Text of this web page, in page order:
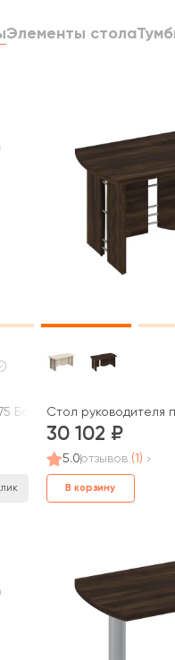
Элементы стола
Борн Стол руководителя
30 102
5.0отзывов (1)
В корзину